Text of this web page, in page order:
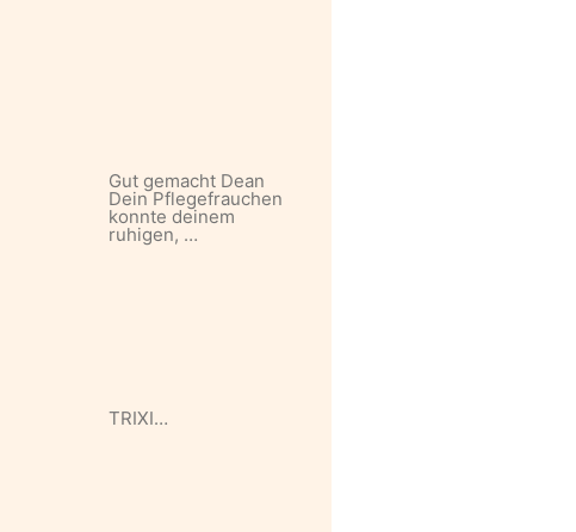
Gut gemacht Dean
Dein Pflegefrauchen
konnte deinem
ruhigen, …
TRIXI…